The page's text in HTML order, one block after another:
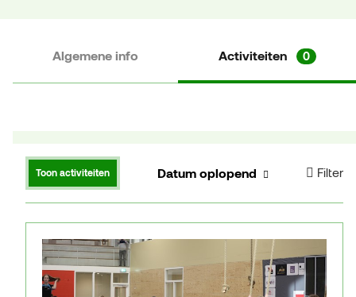
Algemene info Activiteiten 0
Toon activiteiten Datum oplopend Filter